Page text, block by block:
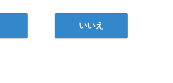
いいえ